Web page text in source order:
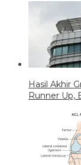
Hasil Akhir
Runner Up,